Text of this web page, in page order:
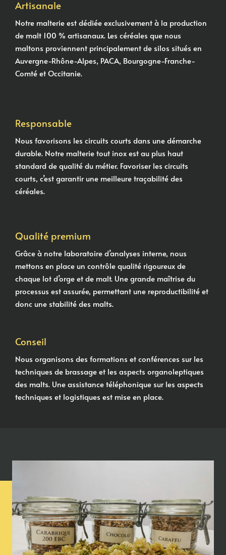
Artisanale
Notre malterie est dédiée exclusivement à la production
de malt 100 % artisanaux. Les céréales que nous
maltons proviennent principalement de silos situés en
Auvergne-Rhône-Alpes, PACA, Bourgogne-Franche-
Comté et Occitanie.
Responsable
Nous favorisons les circuits courts dans une démarche
durable. Notre malterie tout inox est au plus haut
standard de qualité du métier. Favoriser les circuits
courts, c’est garantir une meilleure traçabilité des
céréales.
Qualité premium
Grâce à notre laboratoire d’analyses interne, nous
mettons en place un contrôle qualité rigoureux de
chaque lot d’orge et de malt. Une grande maîtrise du
processus est assurée, permettant une reproductibilité et
donc une stabilité des malts.
Conseil
Nous organisons des formations et conférences sur les
techniques de brassage et les aspects organoleptiques
des malts. Une assistance téléphonique sur les aspects
techniques et logistiques est mise en place.